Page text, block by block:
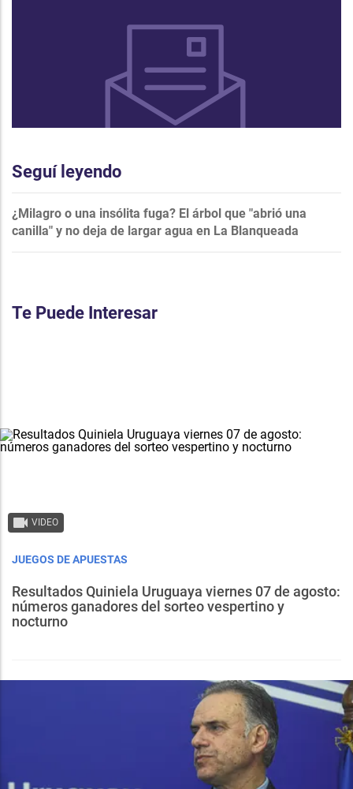
Seguí leyendo
¿Milagro o una insólita fuga? El árbol que "abrió una
canilla" y no deja de largar agua en La Blanqueada
Te Puede Interesar
VIDEO
JUEGOS DE APUESTAS
Resultados Quiniela Uruguaya viernes 07 de agosto:
números ganadores del sorteo vespertino y
nocturno